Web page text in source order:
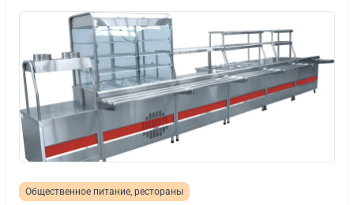
Общественное питание, рестораны